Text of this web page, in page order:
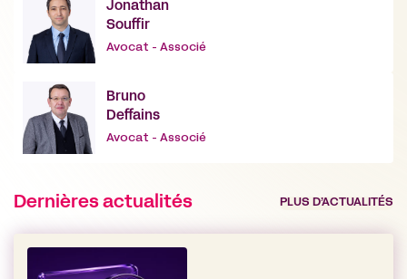
Jonathan
Souffir
Avocat - Associé
Bruno
Deffains
Avocat - Associé
Dernières actualités PLUS D’ACTUALITÉS